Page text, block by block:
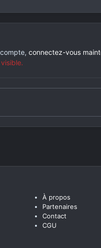
connectez-vous
À propos
Partenaires
Contact
CGU